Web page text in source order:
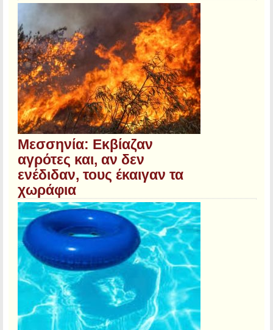
Μεσσηνία: Εκβίαζαν
αγρότες και, αν δεν
ενέδιδαν, τους έκαιγαν τα
χωράφια